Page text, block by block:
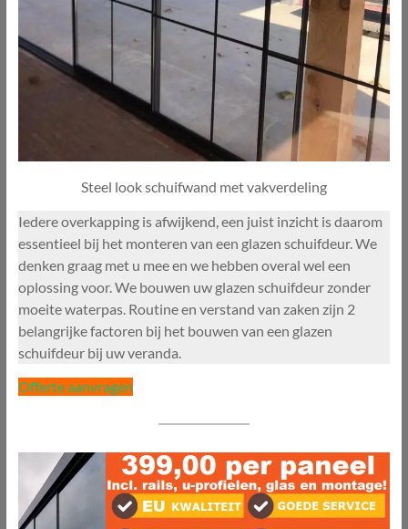
Steel look schuifwand met vakverdeling
Iedere overkapping is afwijkend, een juist inzicht is daarom
essentieel bij het monteren van een glazen schuifdeur. We
denken graag met u mee en we hebben overal wel een
oplossing voor. We bouwen uw glazen schuifdeur zonder
moeite waterpas. Routine en verstand van zaken zijn 2
belangrijke factoren bij het bouwen van een glazen
schuifdeur bij uw veranda.
Offerte aanvragen